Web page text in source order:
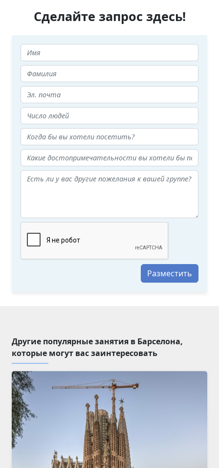
Сделайте запрос здесь!
Разместить
Другие популярные занятия в Барселона,
которые могут вас заинтересовать